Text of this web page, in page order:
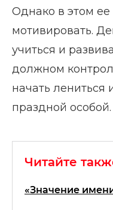
Однако в этом
мотивировать.
учиться и
должном
начать лениться
праздной особой.
Читайте
«Значение